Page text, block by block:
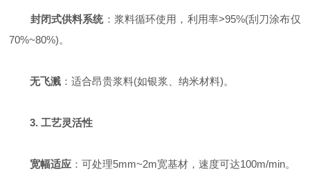
封闭式供料系统：浆料循环使用，利用率>95%(刮刀涂布仅
70%~80%)。
无飞溅 ：适合昂贵浆料(如银浆、纳米材料)。
3. 工艺灵活性
宽幅适应 ：可处理5mm~2m宽基材，速度可达100m/min。